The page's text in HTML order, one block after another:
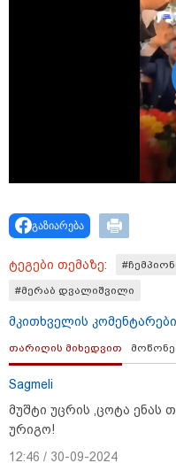
კატეგორიის
მკითხველის რჩევით
23:40 / 07-08-2026
იტალიამ ყველა
გაზიარება
ტეგები თემაზე:
#მერაბ დვალიშვილი
მკითხველის
თარიღის მიხედვით
Sagmeli
მუშტი უცრის ,ცოტა ენას
ურიგო!
12:46 / 30-09-2024